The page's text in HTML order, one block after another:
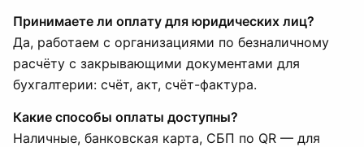
Принимаете ли оплату для юридических лиц?
Да, работаем с организациями по безналичному
расчёту с закрывающими документами для
бухгалтерии: счёт, акт, счёт-фактура.
Какие способы оплаты доступны?
Наличные, банковская карта, СБП по QR — для